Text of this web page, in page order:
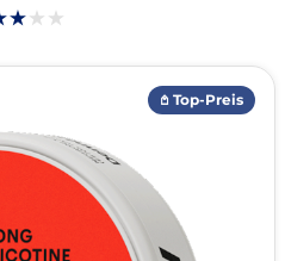
𖤘 Top-Preis